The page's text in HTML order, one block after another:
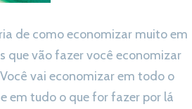
de como economizar muito em
que vão fazer você economizar
vai economizar em todo o
em tudo o que for fazer por lá